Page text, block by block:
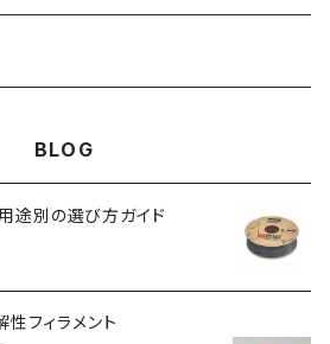
BLOG
途別の選び方ガイド
フィラメント